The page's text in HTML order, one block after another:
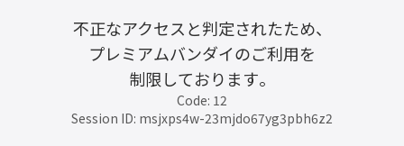
不正なアクセスと判定されたため、
プレミアムバンダイのご利用を
制限しております。
Code: 12
Session ID: msjxps4w-23mjdo67yg3pbh6z2